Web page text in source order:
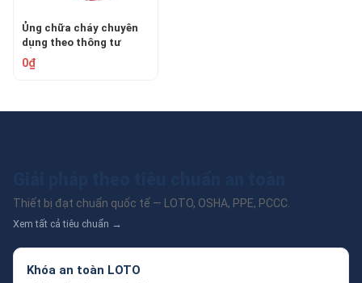
Ủng chữa cháy chuyên
dụng theo thông tư
48/2015/TT-BCA
0₫
Thiết bị đạt chuẩn quốc tế — LOTO, OSHA, PPE, PCCC.
Xem tất cả tiêu chuẩn →
Khóa an toàn LOTO